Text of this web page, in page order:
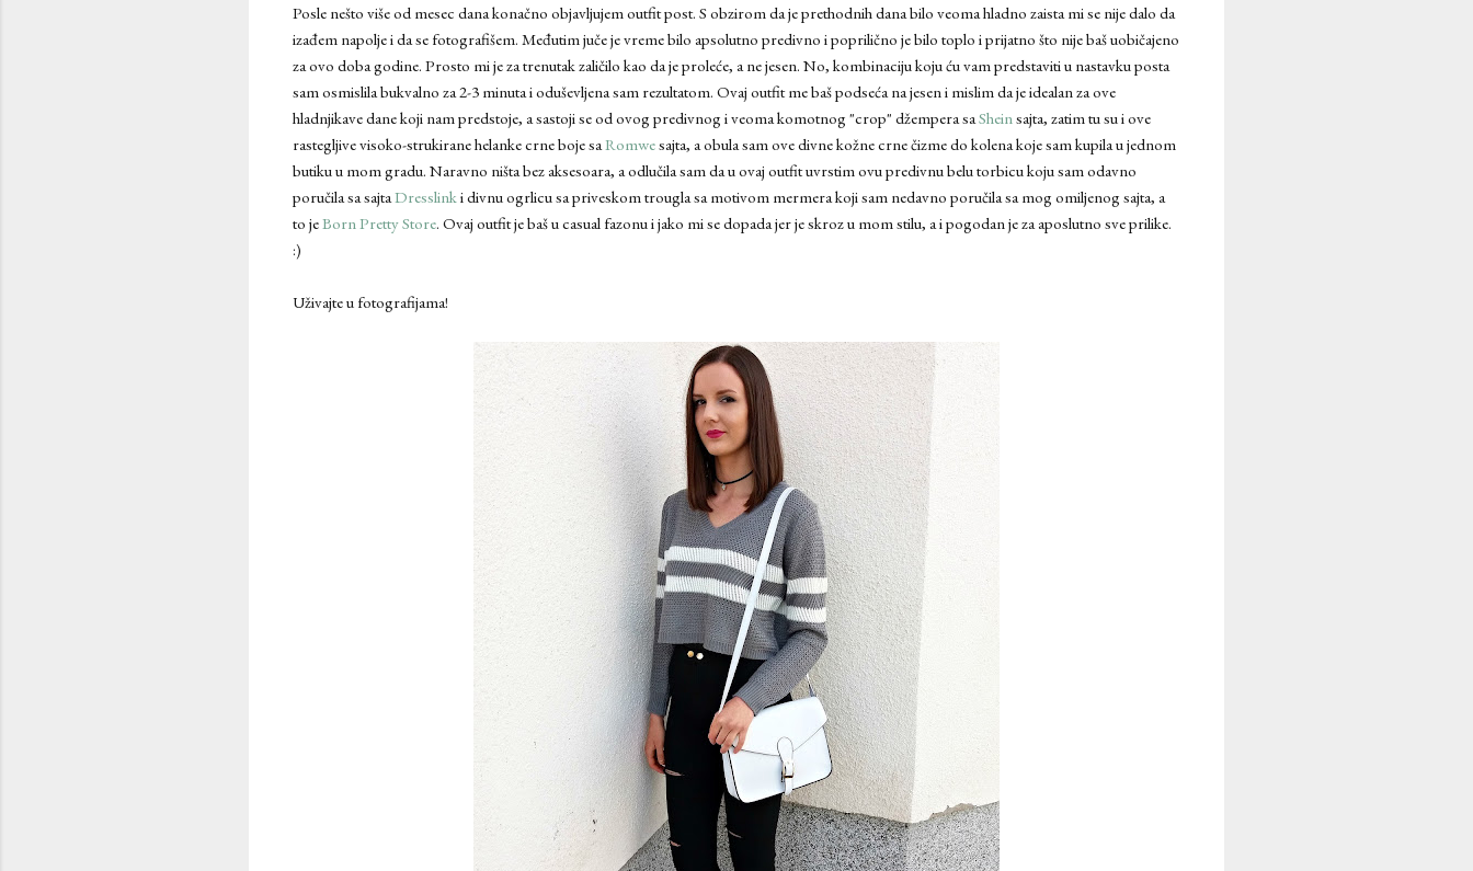
Posle nešto više od mesec dana konačno objavljujem outfit post. S obzirom da je prethodnih dana bilo veoma hladno zaista mi se nije dalo da
izađem napolje i da se fotografišem. Međutim juče je vreme bilo apsolutno predivno i poprilično je bilo toplo i prijatno što nije baš uobičajeno
za ovo doba godine. Prosto mi je za trenutak zaličilo kao da je proleće, a ne jesen. No, kombinaciju koju ću vam predstaviti u nastavku posta
sam osmislila bukvalno za 2-3 minuta i oduševljena sam rezultatom. Ovaj outfit me baš podseća na jesen i mislim da je idealan za ove
hladnjikave dane koji nam predstoje, a sastoji se od ovog predivnog i veoma komotnog "crop" džempera sa Shein sajta, zatim tu su i ove
rastegljive visoko-strukirane helanke crne boje sa Romwesajta, a obula sam ove divne kožne crne čizme do kolena koje sam kupila u jednom
butiku u mom gradu. Naravno ništa bez aksesoara, a odlučila sam da u ovaj outfit uvrstim ovu predivnu belu torbicu koju sam odavno
poručila sa sajta Dresslink i divnu ogrlicu sa priveskom trougla sa motivom mermera koji sam nedavno poručila sa mog omiljenog sajta, a
to jeBorn Pretty Store. Ovaj outfit je baš u casual fazonu i jako mi se dopada jer je skroz u mom stilu, a i pogodan je za aposlutno sve prilike.
:)
Uživajte u fotografijama!